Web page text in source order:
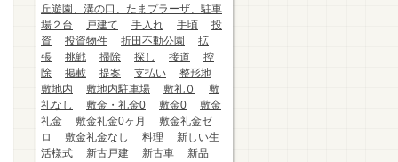
丘遊園、溝の口、たまプラーザ、駐車
場２台
戸建て 手入れ 手頃
投
資
投資物件 折田不動公園
拡
張
挑戦 掃除 探し 接道
控
除
掲載 提案 支払い
整形地
敷地内
敷地内駐車場 敷礼０
敷
礼なし
敷金・礼金0 敷金0
敷金
礼金
敷金礼金0ヶ月
敷金礼金ゼ
ロ
敷金礼金なし 料理
新しい生
活様式
新古戸建 新古車
新品